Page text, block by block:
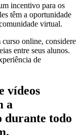
incentivo para os
têm a oportunidade
virtual.
online, considere
entre seus alunos.
de
vídeos
a
durante todo